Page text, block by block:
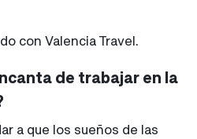
con Valencia Travel.
de trabajar en la
a que los sueños de las